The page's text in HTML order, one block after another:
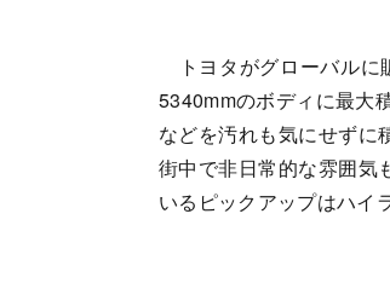
トヨタがグローバルに
5340mmのボディに最大
などを汚れも気にせずに
街中で非日常的な雰囲気
いるピックアップはハイ